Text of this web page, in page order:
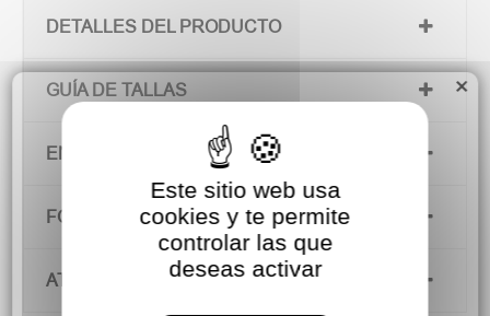
DETALLES DEL PRODUCTO
GUÍA DE TALLAS
ENVÍOS Y DEVOLUCIONES
FORMAS DE PAGO
ATENCIÓN AL CLIENTE
×
Este sitio web usa
cookies y te permite
controlar las que
deseas activar